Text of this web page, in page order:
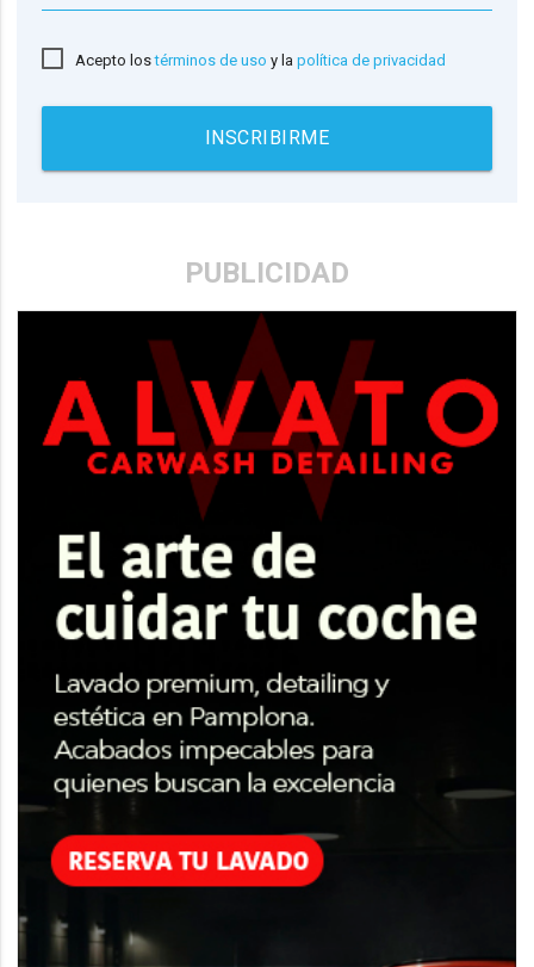
Acepto lostérminos de uso y lapolítica de privacidad
INSCRIBIRME
PUBLICIDAD